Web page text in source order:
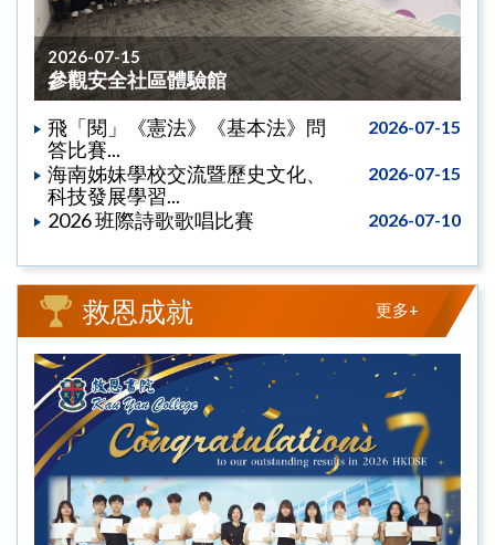
2026-07-15
參觀安全社區體驗館
2026-07-15
飛「閱」《憲法》《基本法》問
答比賽...
2026-07-15
海南姊妹學校交流暨歷史文化、
科技發展學習...
2026-07-10
2026 班際詩歌歌唱比賽
救恩成就 更多+